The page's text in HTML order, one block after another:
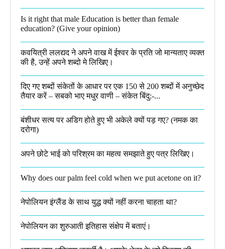
Is it right that male Education is better than female
education? (Give your opinion)
कवयित्री ललद्यद ने अपने वाख में ईश्वर के प्रति जो मान्यताए व्यक्त
की है, उन्हें अपने शब्दो मे लिखिए।
दिए गए शब्दों संकेतों के आधार पर एक 150 से 200 शब्दों में अनुच्छेद
तैयार करें – सबको भाए मधुर वाणी – संकेत बिंदु:-...
बंशीधर सत्य पर अडिग होते हुए भी अकेले क्यों पड़ गए? (नमक का
दरोगा)
अपने छोटे भाई को परिश्रम का महत्व समझाते हुए पत्र लिखिए।
Why does our palm feel cold when we put acetone on it?
नेपोलियन इंग्लैंड के साथ युद्ध क्यों नहीं करना चाहता था​?
नेपोलियन का शुरुआती इतिहास संक्षेप में बताएं।